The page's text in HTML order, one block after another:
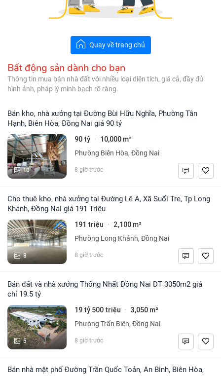
Quay về trang chủ
Bất động sản dành cho bạn
Thông tin mua bán nhà đất với nhiều loại diện tích, giá cả, đầy đủ
hình ảnh, pháp lý minh bạch rõ ràng.
Bán kho, nhà xưởng tại Đường Bùi Hữu Nghĩa, Phường Tân
Hạnh, Biên Hòa, Đồng Nai giá 90 tỷ
10
90 tỷ · 10,000 m²
Phường Biên Hòa, Đồng Nai
8 giờ trước
Cho thuê kho, nhà xưởng tại Đường Lê A, Xã Suối Tre, Tp Long
Khánh, Đồng Nai giá 191 Triệu
8
191 triệu · 2,100 m²
Phường Long Khánh, Đồng Nai
8 giờ trước
Bán đất và nhà xưởng Thống Nhất Đồng Nai DT 3050m2 giá
chỉ 19.5 tỷ
5
19 tỷ 500 triệu · 3,050 m²
Phường Trấn Biên, Đồng Nai
8 giờ trước
Bán nhà mặt phố Đường Trần Quốc Toản, An Bình, Biên Hòa,